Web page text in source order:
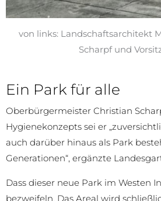
von links: Landschaftsarchitekt
Scharpf und
Ein Park für alle
Oberbürgermeister Christian
Hygienekonzepts sei er
auch darüber hinaus als Park
Generationen“, ergänzte
Dass dieser neue Park im Westen
bezweifeln. Das Areal wird